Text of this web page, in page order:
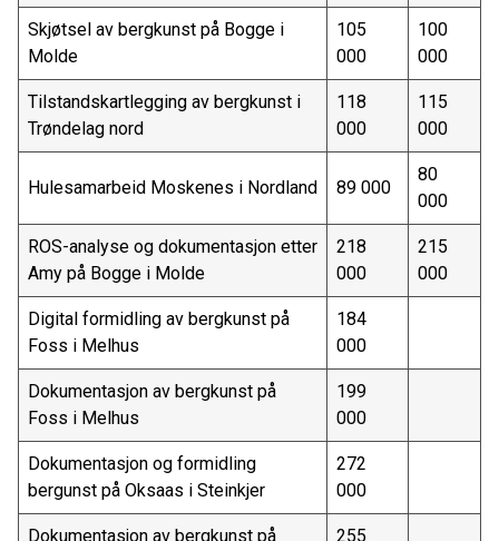
Skjøtsel av bergkunst på Bogge i
Molde
105
000
100
000
Tilstandskartlegging av bergkunst i
Trøndelag nord
118
000
115
000
Hulesamarbeid Moskenes i Nordland 89 000
80
000
ROS-analyse og dokumentasjon etter
Amy på Bogge i Molde
218
000
215
000
Digital formidling av bergkunst på
Foss i Melhus
184
000
Dokumentasjon av bergkunst på
Foss i Melhus
199
000
Dokumentasjon og formidling
bergunst på Oksaas i Steinkjer
272
000
Dokumentasjon av bergkunst på 255